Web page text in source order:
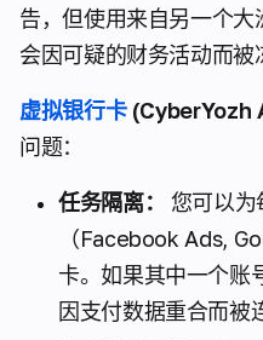
告，但使用来自另一个
会因可疑的财务活动而被
虚拟银行卡 (CyberYozh
问题：
任务隔离：
您可以为
（Facebook Ads,
卡。如果其中一个账
因支付数据重合而被